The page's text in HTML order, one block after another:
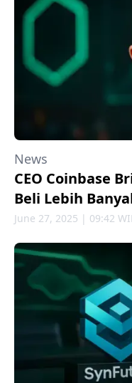
News
CEO Coinbase
Beli Lebih
June 27, 2025 | 09:42